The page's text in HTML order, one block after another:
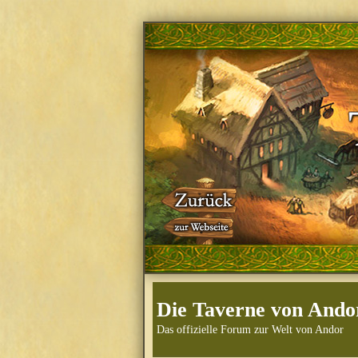
Die Taverne von
Das offizielle Forum zur Welt von Andor